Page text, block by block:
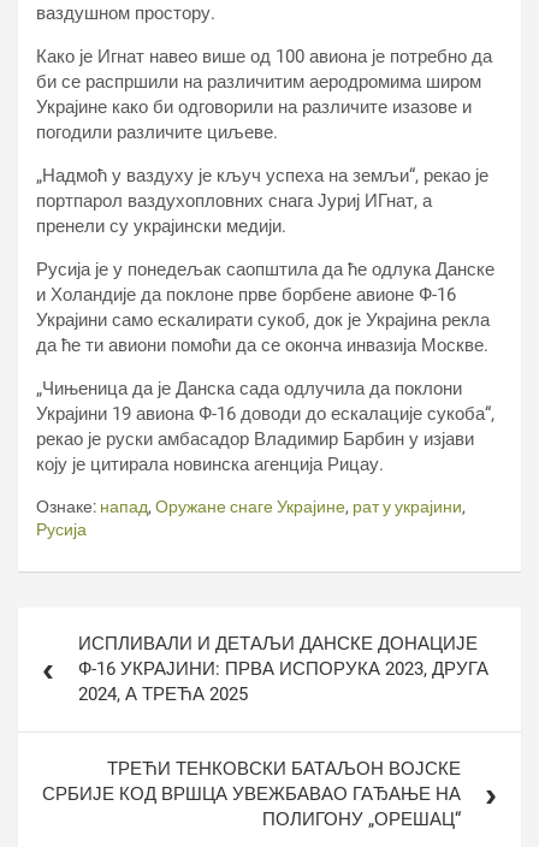
ваздушном простору.
Како је Игнат навео више од 100 авиона је потребно да
би се распршили на различитим аеродромима широм
Украјине како би одговорили на различите изазове и
погодили различите циљеве.
„Надмоћ у ваздуху је кључ успеха на земљи“, рекао је
портпарол ваздухопловних снага Јуриј ИГнат, а
пренели су украјински медији.
Русија је у понедељак саопштила да ће одлука Данске
и Холандије да поклоне прве борбене авионе Ф-16
Украјини само ескалирати сукоб, док је Украјина рекла
да ће ти авиони помоћи да се оконча инвазија Москве.
„Чињеница да је Данска сада одлучила да поклони
Украјини 19 авиона Ф-16 доводи до ескалације сукоба“,
рекао је руски амбасадор Владимир Барбин у изјави
коју је цитирала новинска агенција Рицау.
Ознаке: напад, Оружане снаге Украјине, рат у украјини,
Русија
чланкаИСПЛИВАЛИ И ДЕТАЉИ ДАНСКЕ ДОНАЦИЈЕ
Ф-16 УКРАЈИНИ: ПРВА ИСПОРУКА 2023, ДРУГА
2024, А ТРЕЋА 2025
ТРЕЋИ ТЕНКОВСКИ БАТАЉОН ВОЈСКЕ
СРБИЈЕ КОД ВРШЦА УВЕЖБАВАО ГАЂАЊЕ НА
ПОЛИГОНУ „ОРЕШАЦ“